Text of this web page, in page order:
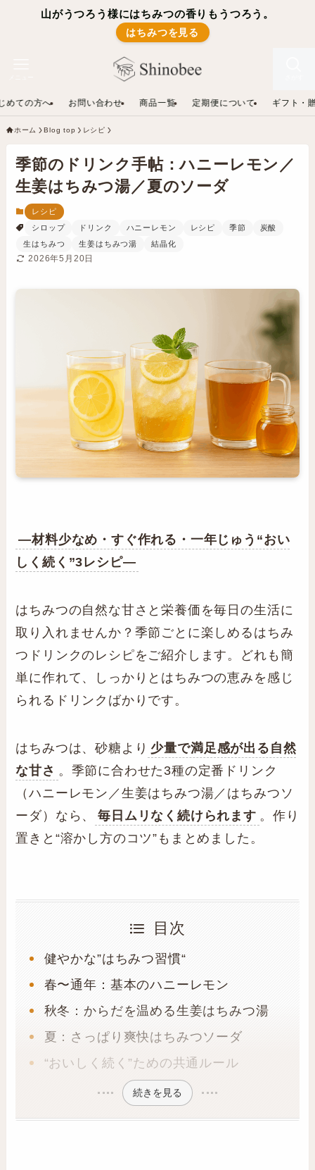
山がうつろう様にはちみつの香りもうつろう。
はちみつを見る
めての方へ お問い合わせ 商品一覧 定期便について ギフト・
ホーム Blog top レシピ
季節のドリンク手帖：ハニーレモン／
生姜はちみつ湯／夏のソーダ
レシピ
シロップ
ドリンク ハニーレモン レシピ 季節
炭酸
生はちみつ
生姜はちみつ湯 結晶化
2026年5月20日
—材料少なめ・すぐ作れる・一年じゅう“おい
しく続く”3レシピ—
はちみつの自然な甘さと栄養価を毎日の生活に
取り入れませんか？季節ごとに楽しめるはちみ
つドリンクのレシピをご紹介します。どれも簡
単に作れて、しっかりとはちみつの恵みを感じ
られるドリンクばかりです。
はちみつは、砂糖より 少量で満足感が出る自然
な甘さ 。季節に合わせた3種の定番ドリンク
（ハニーレモン／生姜はちみつ湯／はちみつソ
ーダ）なら、
毎日ムリなく続けられます 。作り
置きと“溶かし方のコツ”もまとめました。
目次
健やかな”はちみつ習慣“
春〜通年：基本のハニーレモン
秋冬：からだを温める生姜はちみつ湯
夏：さっぱり爽快はちみつソーダ
“おいしく続く”ための共通ルール
続きを見る